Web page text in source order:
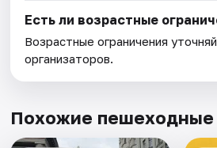
Есть ли возрастные
Возрастные ограничения
организаторов.
Похожие пешеходные